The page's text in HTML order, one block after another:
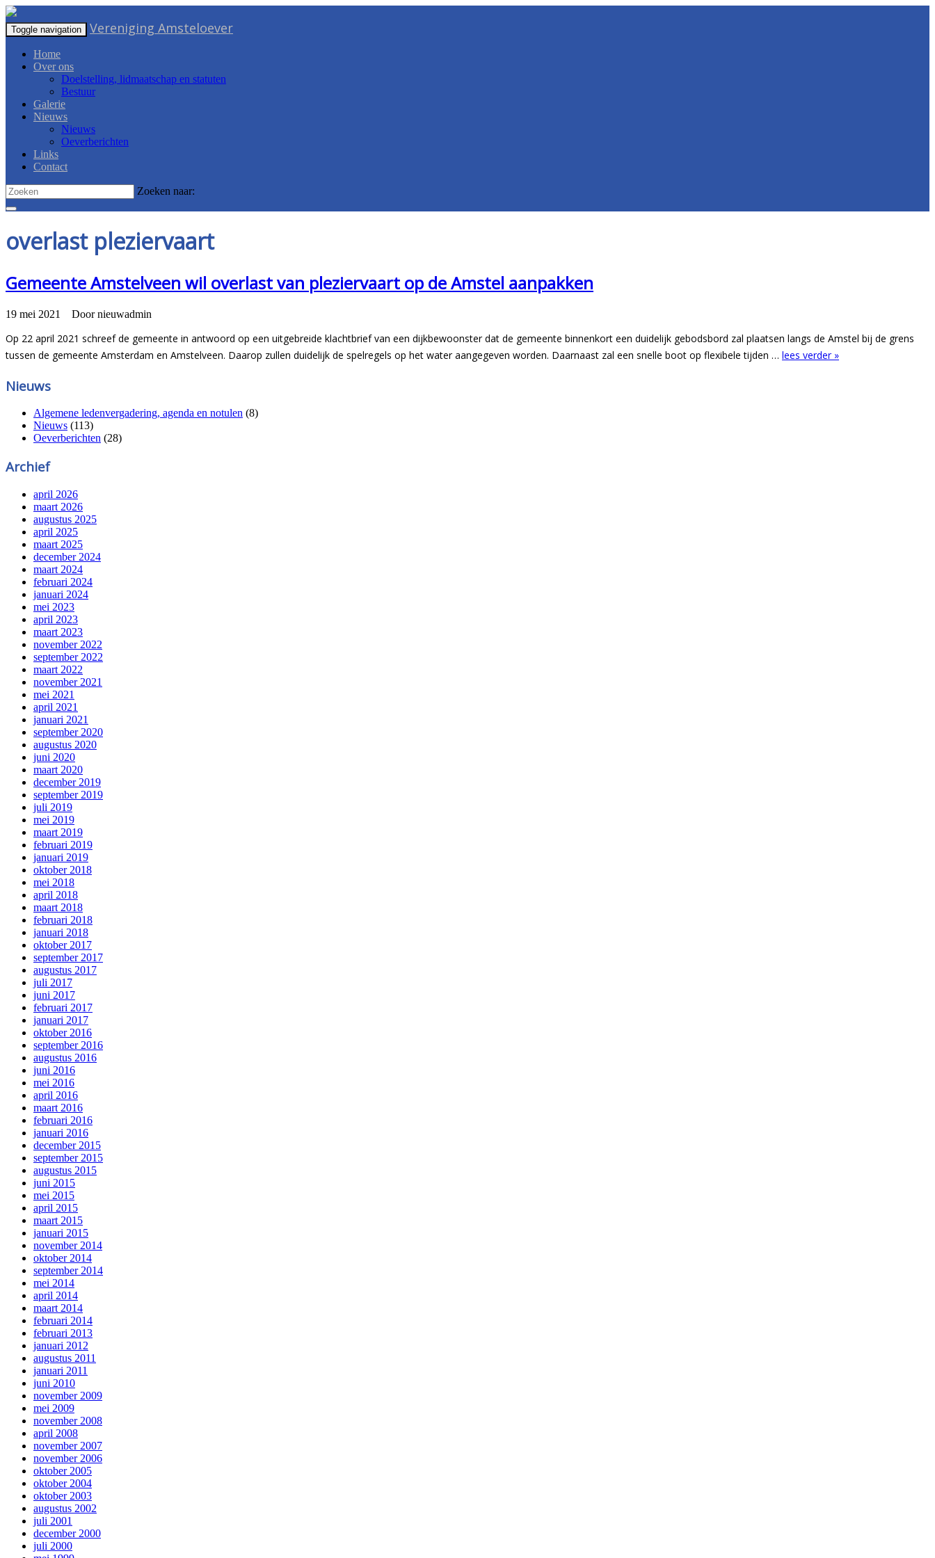
Toggle navigation Vereniging Amsteloever
Home
Over ons
Doelstelling, lidmaatschap en statuten
Bestuur
Galerie
Nieuws
Nieuws
Oeverberichten
Links
Contact
Zoeken naar:
overlast pleziervaart
Gemeente Amstelveen wil overlast van pleziervaart op de Amstel aanpakken
19 mei 2021 Door nieuwadmin
Op 22 april 2021 schreef de gemeente in antwoord op een uitgebreide klachtbrief van een dijkbewoonster dat de gemeente binnenkort een duidelijk gebodsbord zal plaatsen langs de Amstel bij de grens
tussen de gemeente Amsterdam en Amstelveen. Daarop zullen duidelijk de spelregels op het water aangegeven worden. Daarnaast zal een snelle boot op flexibele tijden … lees verder »
Nieuws
Algemene ledenvergadering, agenda en notulen (8)
Nieuws (113)
Oeverberichten (28)
Archief
april 2026
maart 2026
augustus 2025
april 2025
maart 2025
december 2024
maart 2024
februari 2024
januari 2024
mei 2023
april 2023
maart 2023
november 2022
september 2022
maart 2022
november 2021
mei 2021
april 2021
januari 2021
september 2020
augustus 2020
juni 2020
maart 2020
december 2019
september 2019
juli 2019
mei 2019
maart 2019
februari 2019
januari 2019
oktober 2018
mei 2018
april 2018
maart 2018
februari 2018
januari 2018
oktober 2017
september 2017
augustus 2017
juli 2017
juni 2017
februari 2017
januari 2017
oktober 2016
september 2016
augustus 2016
juni 2016
mei 2016
april 2016
maart 2016
februari 2016
januari 2016
december 2015
september 2015
augustus 2015
juni 2015
mei 2015
april 2015
maart 2015
januari 2015
november 2014
oktober 2014
september 2014
mei 2014
april 2014
maart 2014
februari 2014
februari 2013
januari 2012
augustus 2011
januari 2011
juni 2010
november 2009
mei 2009
november 2008
april 2008
november 2007
november 2006
oktober 2005
oktober 2004
oktober 2003
augustus 2002
juli 2001
december 2000
juli 2000